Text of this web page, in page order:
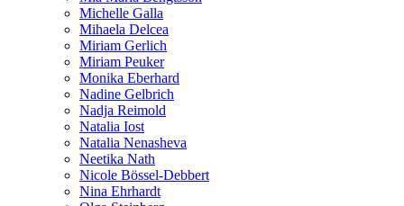
Michelle Galla
Mihaela Delcea
Miriam Gerlich
Miriam Peuker
Monika Eberhard
Nadine Gelbrich
Nadja Reimold
Natalia Iost
Natalia Nenasheva
Neetika Nath
Nicole Bössel-Debbert
Nina Ehrhardt